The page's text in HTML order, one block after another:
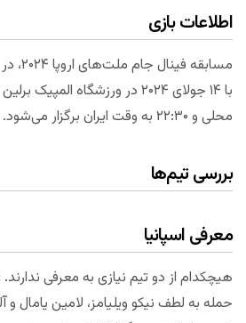
اطلاعات بازی
محلی و ۲۲:۳۰ به وقت ایران برگزار می‌شود.
بررسی تیم‌ها
معرفی اسپانیا
هیچکدام از دو تیم نیازی به معرفی
حمله به لطف نیکو ویلیامز، لامین یامال و